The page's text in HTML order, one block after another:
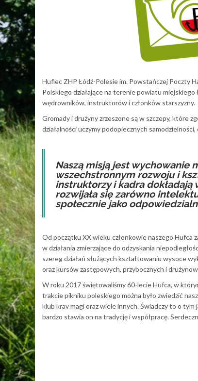
Hufiec ZHP Łódź-Polesie im. Powstańczej Poczty
Polskiego działające na terenie powiatu
wędrowników, instruktorów i członków starszyzny.
Gromady i drużyny zrzeszone są w szczepy, które
działalności uczymy podopiecznych
Naszą misją jest wychowanie
wszechstronnym rozwoju i
instruktorzy i kadra dokładają
rozwijała się zarówno
społecznie jako
Od początku XX wieku członkowie naszego Hufca
w działania zmierzające do odzyskania
szereg działań służących kształtowaniu wysoce
oraz kursów zastępowych, przybocznych i
W roku 2017 świętowaliśmy 60-lecie Hufca, w
trakcie pikniku poleskiego można było zwiedzić
klub krav magi oraz wiele innych. Świadczy to o
bardzo stawia on na tradycję i współpracę.